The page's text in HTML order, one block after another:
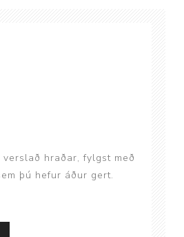
og
hraðar, fylgst með
þú hefur áður gert.